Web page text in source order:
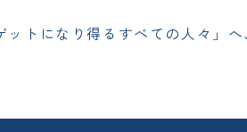
トになり得るすべての人々」